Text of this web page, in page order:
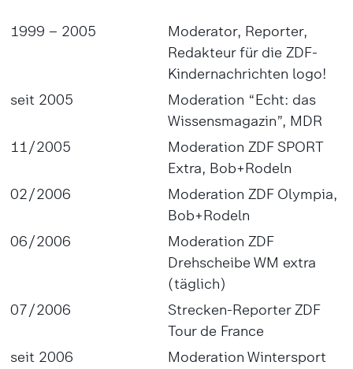
1999 – 2005
Moderator, Reporter,
Redakteur für die ZDF-
Kindernachrichten logo!
seit 2005
Moderation “Echt: das
Wissensmagazin”, MDR
11/2005
Moderation ZDF SPORT
Extra, Bob+Rodeln
02/2006
Moderation ZDF Olympia,
Bob+Rodeln
06/2006
Moderation ZDF
Drehscheibe WM extra
(täglich)
07/2006
Strecken-Reporter ZDF
Tour de France
seit 2006
Moderation Wintersport